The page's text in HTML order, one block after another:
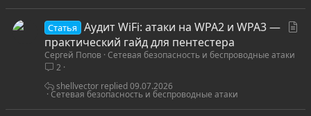
Статья
Аудит WiFi: атаки на WPA2 и WPA3 —
практический гайд для пентестера
Сергей Попов Сетевая безопасность и беспроводные атаки
2
Сетевая безопасность и беспроводные атаки
09.07.2026
shellvector